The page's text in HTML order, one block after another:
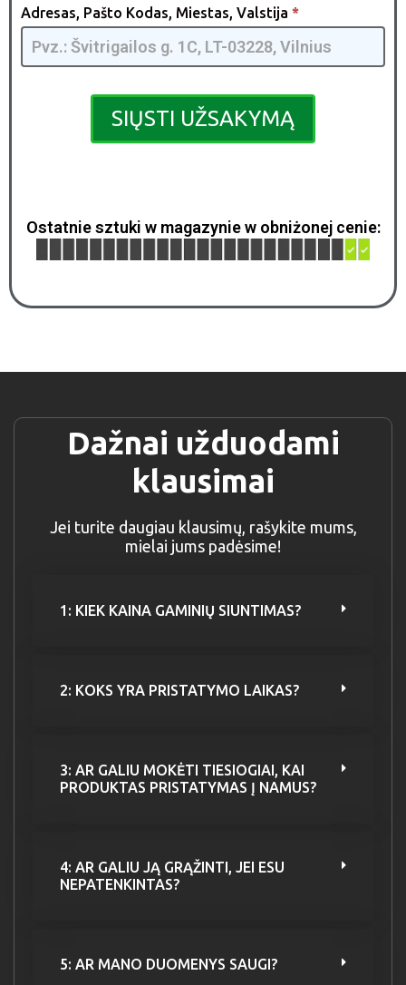
Adresas, Pašto Kodas, Miestas, Valstija *
SIŲSTI UŽSAKYMĄ
Ostatnie sztuki w magazynie w obniżonej cenie:
Dažnai užduodami
klausimai
Jei turite daugiau klausimų, rašykite mums,
mielai jums padėsime!
1: KIEK KAINA GAMINIŲ SIUNTIMAS?
2: KOKS YRA PRISTATYMO LAIKAS?
3: AR GALIU MOKĖTI TIESIOGIAI, KAI
PRODUKTAS PRISTATYMAS Į NAMUS?
4: AR GALIU JĄ GRĄŽINTI, JEI ESU
NEPATENKINTAS?
5: AR MANO DUOMENYS SAUGI?